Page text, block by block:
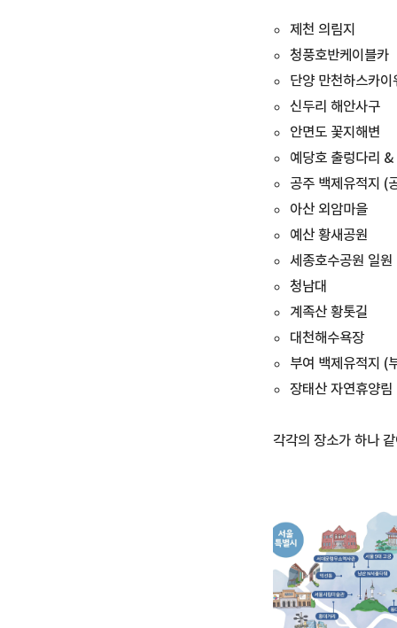
제천 의림지
청풍호반케이블카
단양 만천하스카
신두리 해안사구
안면도 꽃지해변
예당호 출렁다리
공주 백제유적지 (
아산 외암마을
예산 황새공원
세종호수공원 일원
청남대
계족산 황톳길
대천해수욕장
부여 백제유적지 (
장태산 자연휴양림
각각의 장소가 하나